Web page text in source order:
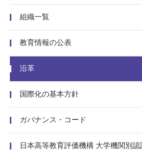
組織一覧
教育情報の公表
沿革
国際化の基本方針
ガバナンス・コード
日本高等教育評価機構 大学機関別認